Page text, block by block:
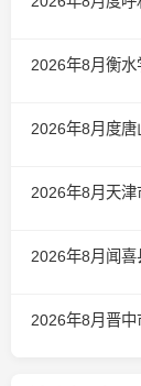
2026年8月衡
2026年8月度
2026年8月天
2026年8月闻
2026年8月晋